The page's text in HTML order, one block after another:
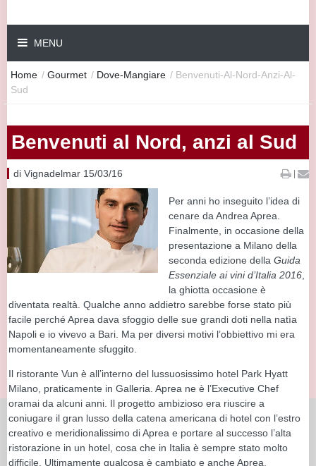
MENU
Home / Gourmet / Dove-Mangiare / Benvenuti-Al-Nord-Anzi-Al-
Sud
Benvenuti al Nord, anzi al Sud
di Vignadelmar 15/03/16 |
Per anni ho inseguito l’idea di
cenare da Andrea Aprea.
Finalmente, in occasione della
presentazione a Milano della
seconda edizione della Guida
Essenziale ai vini d’Italia 2016
la ghiotta occasione è
diventata realtà. Qualche anno addietro sarebbe forse stato più
facile perché Aprea dava sfoggio delle sue grandi doti nella natìa
Napoli e io vivevo a Bari. Ma per diversi motivi l’obbiettivo mi era
momentaneamente sfuggito.
Il ristorante Vun è all’interno del lussuosissimo hotel Park Hyatt
Milano, praticamente in Galleria. Aprea ne è l’Executive Chef
oramai da alcuni anni. Il progetto ambizioso era riuscire a
coniugare il gran lusso della catena americana di hotel con l’estro
creativo e meridionalissimo di Aprea e portare al successo l’alta
ristorazione in un hotel, cosa che in Italia è sempre stato molto
difficile. Ultimamente qualcosa è cambiato e anche Aprea,